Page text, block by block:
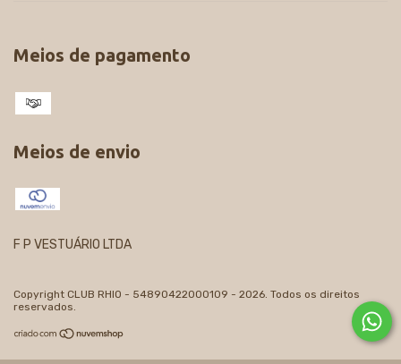
Meios de pagamento
Meios de envio
F P VESTUÁRIO LTDA
Copyright CLUB RHIO - 54890422000109 - 2026. Todos os direitos
reservados.